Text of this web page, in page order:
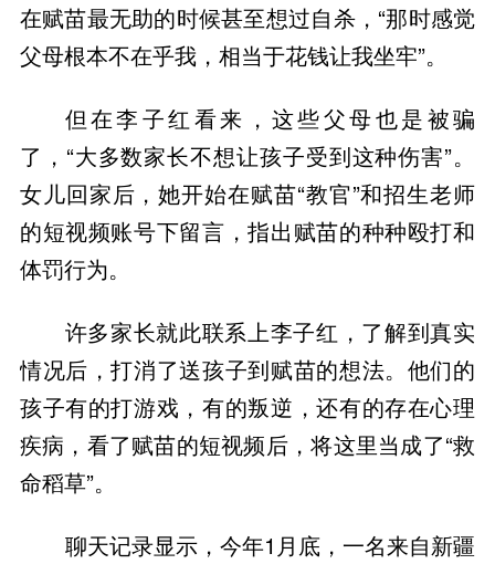
在赋苗最无助的时候甚至想过自杀，“那时感觉
父母根本不在乎我，相当于花钱让我坐牢”。
但在李子红看来，这些父母也是被骗
了，“大多数家长不想让孩子受到这种伤害”。
女儿回家后，她开始在赋苗“教官”和招生老师
的短视频账号下留言，指出赋苗的种种殴打和
体罚行为。
许多家长就此联系上李子红，了解到真实
情况后，打消了送孩子到赋苗的想法。他们的
孩子有的打游戏，有的叛逆，还有的存在心理
疾病，看了赋苗的短视频后，将这里当成了“救
命稻草”。
聊天记录显示，今年1月底，一名来自新疆